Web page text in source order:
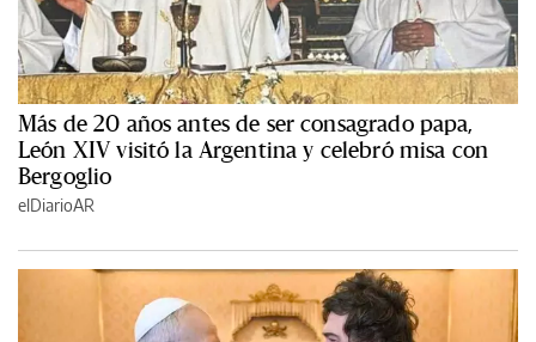
Más de 20 años antes de ser consagrado papa,
León XIV visitó la Argentina y celebró misa con
Bergoglio
elDiarioAR